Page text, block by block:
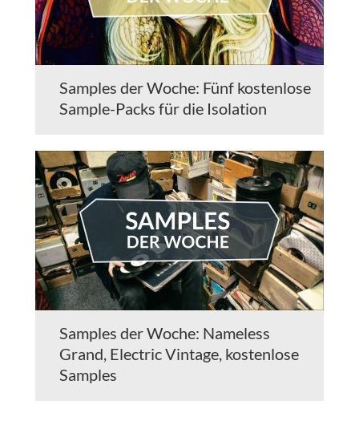
Samples der Woche: Fünf kostenlose
Sample-Packs für die Isolation
Samples der Woche: Nameless
Grand, Electric Vintage, kostenlose
Samples